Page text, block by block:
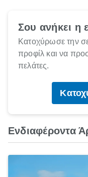
Σου ανήκει η
Κατοχύρωσε την
προφίλ και να
πελάτες.
Ενδιαφέροντα